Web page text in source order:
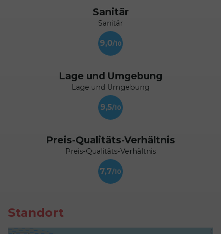
Sanitär
Sanitär
9,0
Lage und Umgebung
Lage und Umgebung
9,5
Preis-Qualitäts-Verhältnis
Preis-Qualitäts-Verhältnis
7,7
Standort